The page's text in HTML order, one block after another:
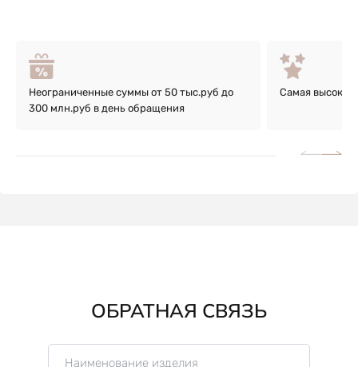
Неограниченные суммы от 50 тыс.руб до
300 млн.руб в день обращения
Самая высокая
ОБРАТНАЯ СВЯЗЬ